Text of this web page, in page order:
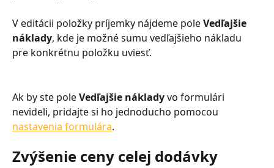
V editácii položky príjemky nájdeme pole Vedľajšie
náklady, kde je možné sumu vedľajšieho nákladu
pre konkrétnu položku uviesť.
Ak by ste pole Vedľajšie náklady vo formulári
nevideli, pridajte si ho jednoducho pomocou
nastavenia formulára.
Zvýšenie ceny celej dodávky